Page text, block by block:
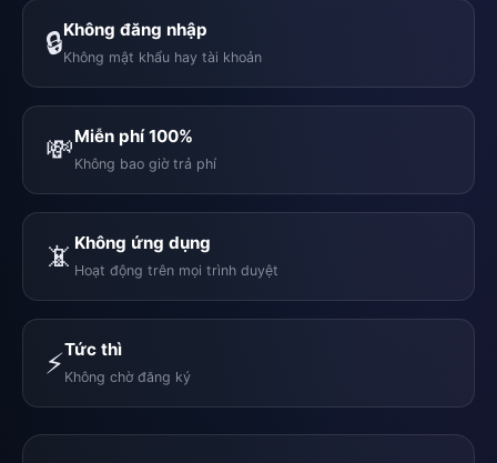
🔒Không đăng nhập
Không mật khẩu hay tài khoản
💸Miễn phí 100%
Không bao giờ trả phí
📵 Không ứng dụng
Hoạt động trên mọi trình duyệt
⚡Tức thì
Không chờ đăng ký